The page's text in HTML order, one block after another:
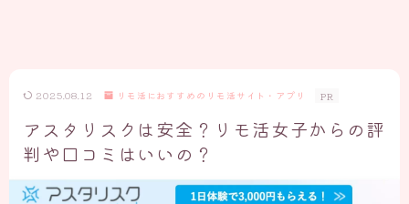
2025.08.12 リモ活におすすめのリモ活サイト・アプリ PR
アスタリスクは安全？リモ活女子からの評
判や口コミはいいの？